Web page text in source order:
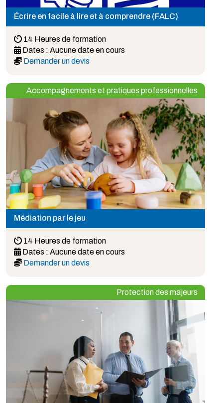
Écrire en facile à lire et à comprendre (FALC)
14 Heures de formation
Dates : Aucune date en cours
Demander un devis
Accompagnements et pratiques professionnelles
Médiation par le jeu
14 Heures de formation
Dates : Aucune date en cours
Demander un devis
Protection des majeurs